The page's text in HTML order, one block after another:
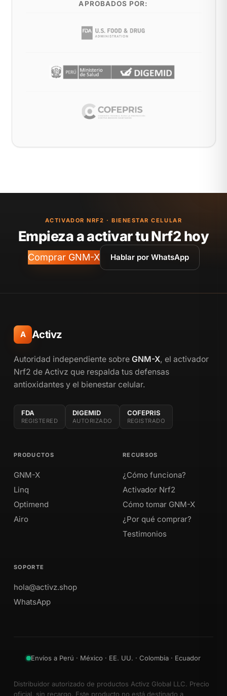
APROBADOS POR:
ACTIVADOR NRF2 · BIENESTAR CELULAR
Empieza a activar tu Nrf2 hoy
Comprar GNM-X Hablar por WhatsApp
A Activz
Autoridad independiente sobre GNM-X, el activador
Nrf2 de Activz que respalda tus defensas
antioxidantes y el bienestar celular.
FDA
REGISTERED
DIGEMID
AUTORIZADO
COFEPRIS
REGISTRADO
PRODUCTOS
GNM-X
Linq
Optimend
Airo
RECURSOS
¿Cómo funciona?
Activador Nrf2
Cómo tomar GNM-X
¿Por qué comprar?
Testimonios
SOPORTE
hola@activz.shop
WhatsApp
Envíos a Perú · México · EE. UU. · Colombia · Ecuador
Distribuidor autorizado de productos Activz Global LLC. Precio
oficial, sin recargo. Este producto no está destinado a